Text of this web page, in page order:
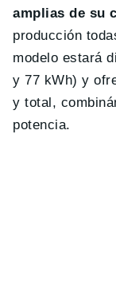
amplias de su
producción
modelo estará
y 77 kWh) y
y total,
potencia.